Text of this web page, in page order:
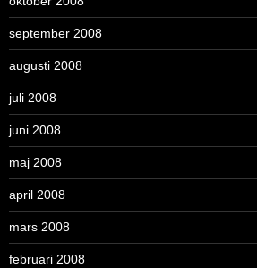
september 2008
augusti 2008
juli 2008
juni 2008
maj 2008
april 2008
mars 2008
februari 2008